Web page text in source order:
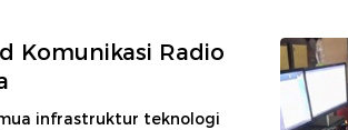
Komunikasi Radio
infrastruktur teknologi